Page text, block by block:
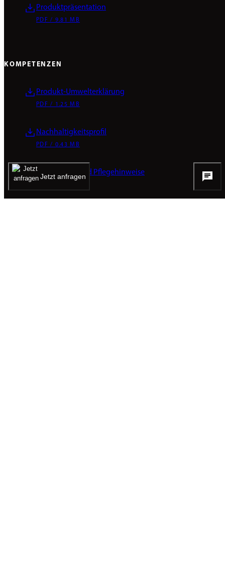
Produktpräsentation
PDF / 9.81 MB
KOMPETENZEN
Produkt-Umwelterklärung
PDF / 1.25 MB
Nachhaltigkeitsprofil
PDF / 0.43 MB
Reinigungs- und Pflegehinweise
Jetzt anfragen